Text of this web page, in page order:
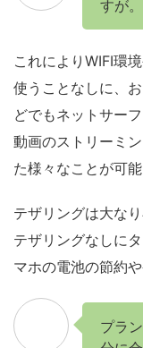
すが。
これによりWIFI環
使うことなしに、
どでもネットサー
動画のストリーミ
た様々なことが可能
テザリングは大な
テザリングなしに
マホの電池の節約
プラ